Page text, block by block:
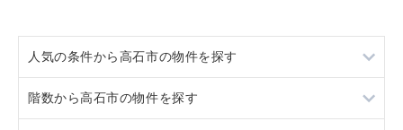
人気の条件から高石市の物件を探す
居抜き
階数から高石市の物件を探す